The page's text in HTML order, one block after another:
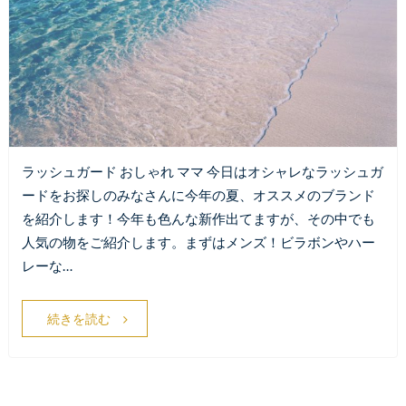
ラッシュガード おしゃれ ママ 今日はオシャレなラッシュガ
ードをお探しのみなさんに今年の夏、オススメのブランド
を紹介します！今年も色んな新作出てますが、その中でも
人気の物をご紹介します。まずはメンズ！ビラボンやハー
レーな…
続きを読む